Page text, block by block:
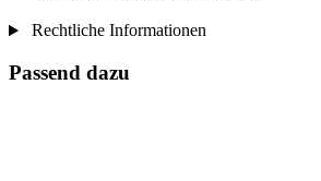
Rechtliche Informationen
Passend dazu